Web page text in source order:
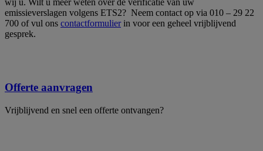
wij u. Wilt u meer weten over de verificatie van uw
emissieverslagen volgens ETS2? Neem contact op via 010 – 29 22
700 of vul ons contactformulierin voor een geheel vrijblijvend
gesprek.
Offerte aanvragen
Vrijblijvend en snel een offerte ontvangen?